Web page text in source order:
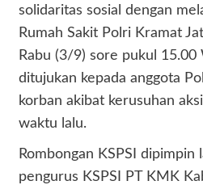
solidaritas sosial dengan
Rumah Sakit Polri Kramat
Rabu (3/9) sore pukul
ditujukan kepada anggota
korban akibat kerusuhan
waktu lalu.
Rombongan KSPSI
pengurus KSPSI PT KMK